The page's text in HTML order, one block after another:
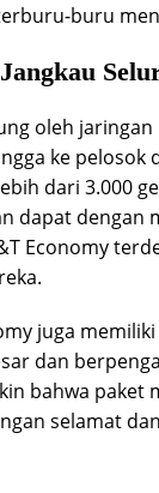
buru
oleh
ke pelosok
dari 3.000
dapat dengan
Economy
juga
dan
bahwa paket
selamat